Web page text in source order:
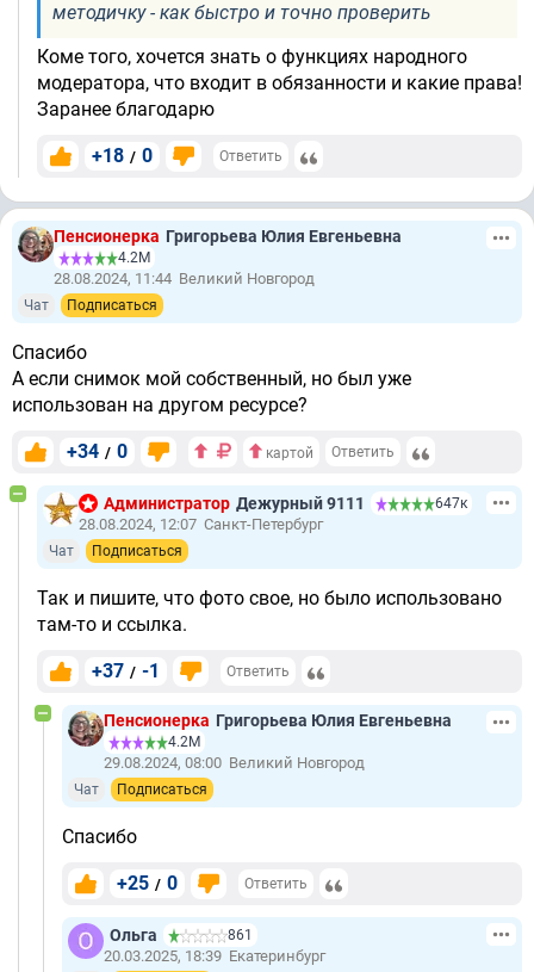
методичку - как быстро и точно проверить
Коме того, хочется знать о функциях народного
модератора, что входит в обязанности и какие права!
Заранее благодарю
+18 / 0 Ответить
Пенсионерка Григорьева Юлия Евгеньевна
4.2М
28.08.2024, 11:44 Великий Новгород
Чат Подписаться
Спасибо
А если снимок мой собственный, но был уже
использован на другом ресурсе?
+34 / 0 картой Ответить
Администратор Дежурный 9111 647к
28.08.2024, 12:07 Санкт-Петербург
Чат Подписаться
Так и пишите, что фото свое, но было использовано
там-то и ссылка.
+37 / -1 Ответить
Пенсионерка Григорьева Юлия Евгеньевна
4.2М
29.08.2024, 08:00 Великий Новгород
Чат Подписаться
Спасибо
+25 / 0 Ответить
Ольга 861
20.03.2025, 18:39 Екатеринбург